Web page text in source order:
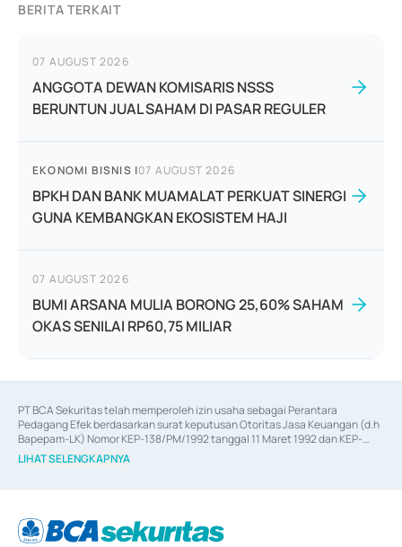
BERITA TERKAIT
07 AUGUST 2026
ANGGOTA DEWAN KOMISARIS NSSS
BERUNTUN JUAL SAHAM DI PASAR REGULER
EKONOMI BISNIS |07 AUGUST 2026
BPKH DAN BANK MUAMALAT PERKUAT SINERGI
GUNA KEMBANGKAN EKOSISTEM HAJI
07 AUGUST 2026
BUMI ARSANA MULIA BORONG 25,60% SAHAM
OKAS SENILAI RP60,75 MILIAR
PT BCA Sekuritas telah memperoleh izin usaha sebagai Perantara
Pedagang Efek berdasarkan surat keputusan Otoritas Jasa Keuangan (d.h
Bapepam-LK) Nomor KEP-138/PM/1992 tanggal 11 Maret 1992 dan KEP-
06/D.04/2014 tanggal 28 Februari 2014, izin usaha sebagai Penjamin Emisi
Efek berdasarkan surat keputusan Otoritas Jasa Keuangan Nomor KEP-
berdasarkan surat keputusan Otoritas Jasa Keuangan Nomor S-
67/PM.21/2017 tanggal 3 Februari 2017, dan beberapa izin usaha lainnya
LIHAT SELENGKAPNYA